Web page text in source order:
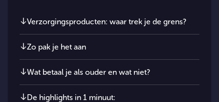
In dit artikel
Verzorgingsproducten: waar trek je de grens?
Zo pak je het aan
Wat betaal je als ouder en wat niet?
De highlights in 1 minuut: